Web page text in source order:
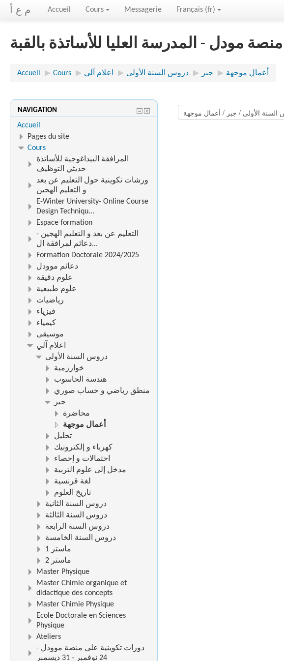
م ع أ Accueil Cours Messagerie Français ‎(fr)‎
منصة مودل - المدرسة العليا للأساتذة بالقبة
Accueil ▶︎ Cours ▶︎ اعلام آلي ▶︎ دروس السنة الأولى ▶︎ جبر ▶︎ أعمال موجهة
NAVIGATION
Accueil
Pages du site
Cours
المرافقة البيداغوجية للأساتذة
حديثي التوظيف
ورشات تكوينية حول التعليم عن بعد
و التعليم الهجين
E-Winter University- Online Course
Design Techniqu...
Espace formation
التعليم عن بعد و التعليم الهجين -
دعائم لمرافقة ال...
Formation Doctorale 2024/2025
دعائم موودل
علوم دقيقة
علوم طبيعية
رياضيات
فيزياء
كيمياء
موسيقى
اعلام آلي
دروس السنة الأولى
خوارزمية
هندسة الحاسوب
منطق رياضي و حساب صوري
جبر
محاضرة
أعمال موجهة
تحليل
كهرباء و إلكترونيك
احتمالات و إحصاء
مدخل إلى علوم التربية
لغة قرنسية
تاريخ العلوم
دروس السنة الثانية
دروس السنة الثالثة
دروس السنة الرابعة
دروس السنة الخامسة
ماستر 1
ماستر 2
Master Physique
Master Chimie organique et
didactique des concepts
Master Chimie Physique
Ecole Doctorale en Sciences
Physique
Ateliers
دورات تكوينية على منصة موودل -
24 نوفمبر - 31 ديسمبر